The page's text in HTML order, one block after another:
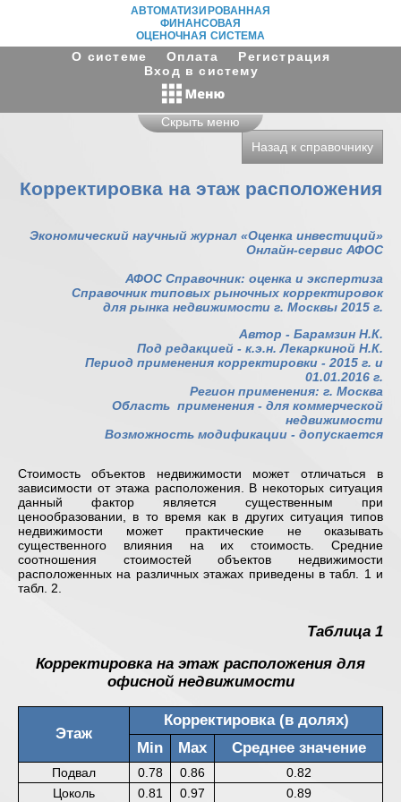
АВТОМАТИЗИРОВАННАЯ
ФИНАНСОВАЯ
ОЦЕНОЧНАЯ СИСТЕМА
О системе Оплата
Регистрация
Вход в систему
Скрыть меню
Назад к справочнику
Корректировка на этаж расположения
Экономический научный журнал «Оценка инвестиций»
Онлайн-сервис АФОС
АФОС Справочник: оценка и экспертиза
Справочник типовых рыночных корректировок
для рынка недвижимости г. Москвы 2015 г.
Автор - Барамзин Н.К.
Под редакцией - к.э.н. Лекаркиной Н.К.
Период применения корректировки - 2015 г. и
01.01.2016 г.
Регион применения: г. Москва
Область применения - для коммерческой
недвижимости
Возможность модификации - допускается
Стоимость объектов недвижимости может отличаться в
зависимости от этажа расположения. В некоторых ситуация
данный фактор является существенным при
ценообразовании, в то время как в других ситуация типов
недвижимости может практические не оказывать
существенного влияния на их стоимость. Средние
соотношения стоимостей объектов недвижимости
расположенных на различных этажах приведены в табл. 1 и
табл. 2.
Таблица 1
Корректировка на этаж расположения для
офисной недвижимости
Этаж
Корректировка (в долях)
Min
Max Среднее значение
Подвал 0.78 0.86
0.82
Цоколь
0.81 0.97 0.89